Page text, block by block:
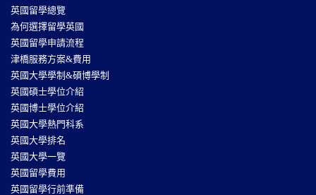
英國留學總覽
為何選擇留學英國
英國留學申請流程
津橋服務方案&費用
英國大學學制&碩博學制
英國碩士學位介紹
英國博士學位介紹
英國大學熱門科系
英國大學排名
英國大學一覽
英國留學費用
英國留學行前準備